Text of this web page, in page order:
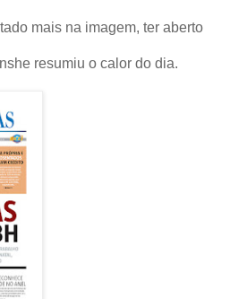
mais na imagem, ter aberto
resumiu o calor do dia.